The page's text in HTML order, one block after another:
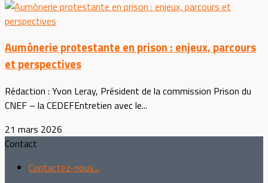
Aumônerie protestante en prison : enjeux, parcours
et perspectives
Rédaction : Yvon Leray, Président de la commission Prison du
CNEF – la CEDEFEntretien avec le...
21 mars 2026
Contact
Contactez-nous...